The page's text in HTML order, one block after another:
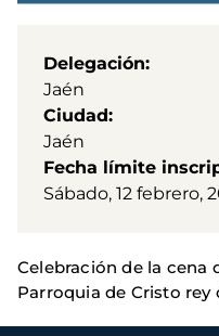
Delegación
Jaén
Ciudad
Jaén
Fecha límite
Sábado, 12 febrero,
Celebración de la cena
Parroquia de Cristo rey